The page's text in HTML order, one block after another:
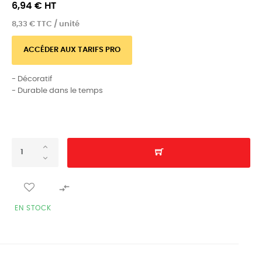
6,94 € HT
8,33 € TTC / unité
ACCÉDER AUX TARIFS PRO
- Décoratif
- Durable dans le temps

EN STOCK